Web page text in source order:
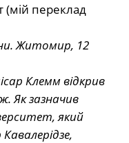
(мій переклад
Житомир, 12
Клемм відкрив
Як зазначив
який